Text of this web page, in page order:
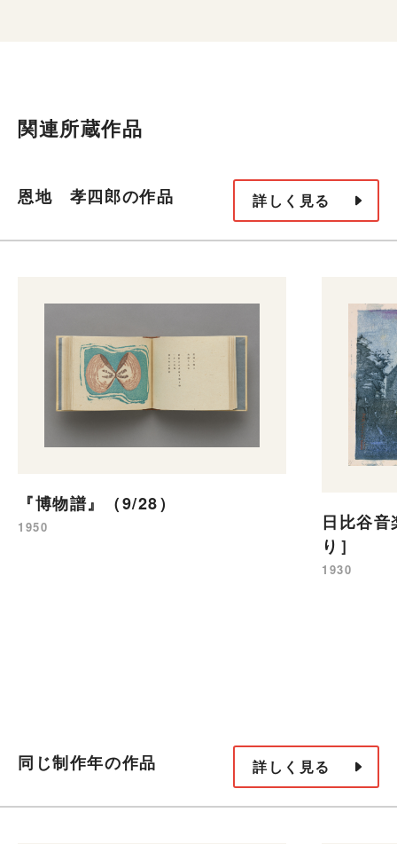
関連所蔵作品
恩地 孝四郎の作品 詳しく見る
『博物譜』（9/28）
1950
日比谷
り］
1930
同じ制作年の作品 詳しく見る